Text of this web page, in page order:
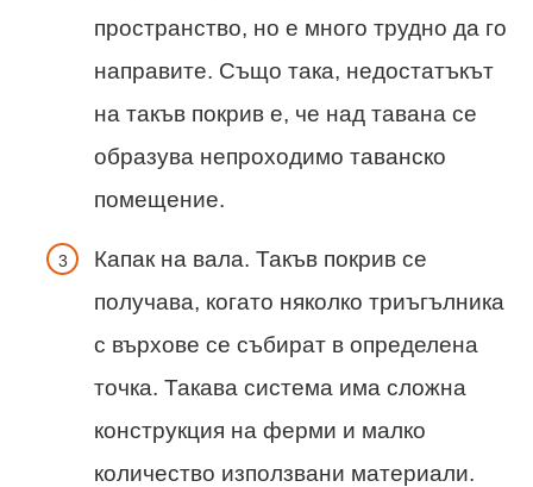
пространство, но е много трудно да го
направите. Също така, недостатъкът
на такъв покрив е, че над тавана се
образува непроходимо таванско
помещение.
Капак на вала. Такъв покрив се
получава, когато няколко триъгълника
с върхове се събират в определена
точка. Такава система има сложна
конструкция на ферми и малко
количество използвани материали.